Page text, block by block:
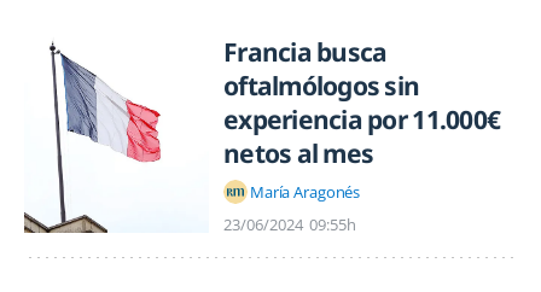
Francia busca
oftalmólogos sin
experiencia por 11.000€
netos al mes
María Aragonés
23/06/2024 09:55h